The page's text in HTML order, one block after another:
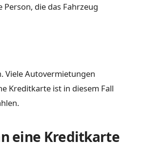
die das Fahrzeug
Viele Autovermietungen
Kreditkarte ist in diesem Fall
eine Kreditkarte